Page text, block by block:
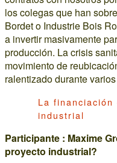
los colegas que han
Bordet o Industrie Bois
a invertir masivamente
producción. La crisis
movimiento de
ralentizado durante
La financiación
industrial
Participante : Maxime
proyecto industrial?